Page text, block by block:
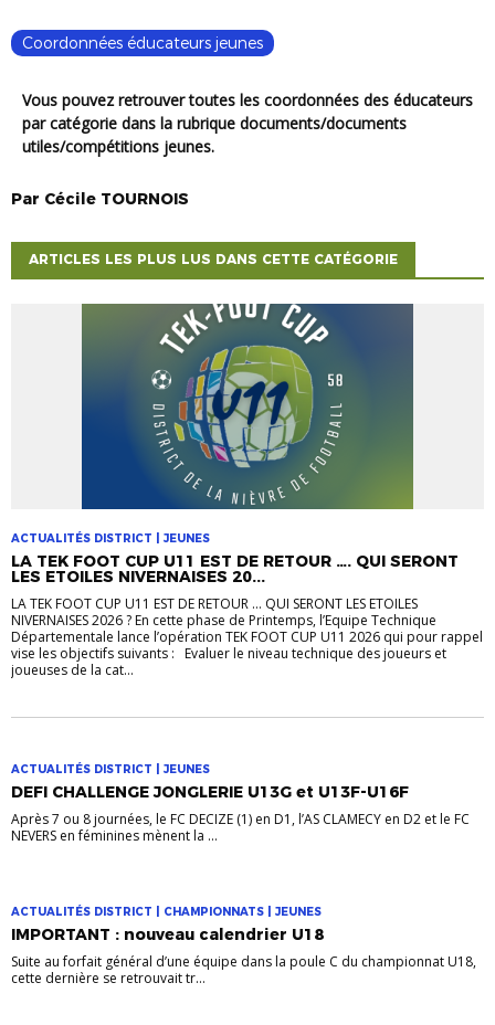
Coordonnées éducateurs jeunes
Vous pouvez retrouver toutes les coordonnées des éducateurs
par catégorie dans la rubrique documents/documents
utiles/compétitions jeunes.
Par Cécile TOURNOIS
ARTICLES LES PLUS LUS DANS CETTE CATÉGORIE
ACTUALITÉS DISTRICT | JEUNES
LA TEK FOOT CUP U11 EST DE RETOUR …. QUI SERONT
LES ETOILES NIVERNAISES 20...
LA TEK FOOT CUP U11 EST DE RETOUR … QUI SERONT LES ETOILES
NIVERNAISES 2026 ? En cette phase de Printemps, l’Equipe Technique
Départementale lance l’opération TEK FOOT CUP U11 2026 qui pour rappel
vise les objectifs suivants : Evaluer le niveau technique des joueurs et
joueuses de la cat...
ACTUALITÉS DISTRICT | JEUNES
DEFI CHALLENGE JONGLERIE U13G et U13F-U16F
Après 7 ou 8 journées, le FC DECIZE (1) en D1, l’AS CLAMECY en D2 et le FC
NEVERS en féminines mènent la ...
ACTUALITÉS DISTRICT | CHAMPIONNATS | JEUNES
IMPORTANT : nouveau calendrier U18
Suite au forfait général d’une équipe dans la poule C du championnat U18,
cette dernière se retrouvait tr...